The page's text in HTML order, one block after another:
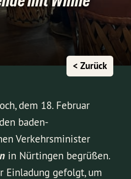
< Zurück
dem 18. Februar
baden-
Verkehrsminister
in Nürtingen begrüßen.
Einladung gefolgt, um